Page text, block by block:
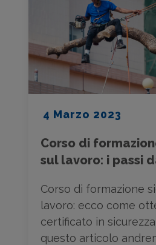
4 Marzo 2023
Corso di
sul lavoro: i passi
Corso di formazione
lavoro: ecco come
certificato in
questo articolo